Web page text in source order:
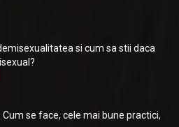
si cum sa stii daca
Cum se face, cele mai bune practici,